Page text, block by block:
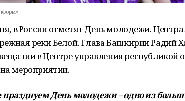
в России отметят День молодежи.
реки Белой. Глава Башкирии Радий
в Центре управления республикой
мероприятии.
празднуем День молодежи – одно из